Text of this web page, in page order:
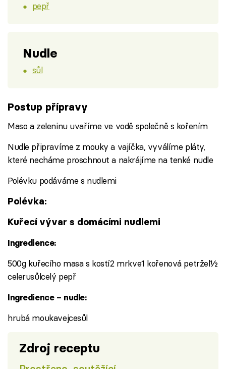
pepř
Nudle
sůl
Postup přípravy
Maso a zeleninu uvaříme ve vodě společně s kořením
Nudle připravíme z mouky a vajíčka, vyválíme pláty,
které necháme proschnout a nakrájíme na tenké nudle
Polévku podáváme s nudlemi
Polévka:
Kuřecí vývar s domácími nudlemi
Ingredience:
500g kuřecího masa s kostí2 mrkve1 kořenová petržel½
celerusůlcelý pepř
Ingredience – nudle:
hrubá moukavejcesůl
Zdroj receptu